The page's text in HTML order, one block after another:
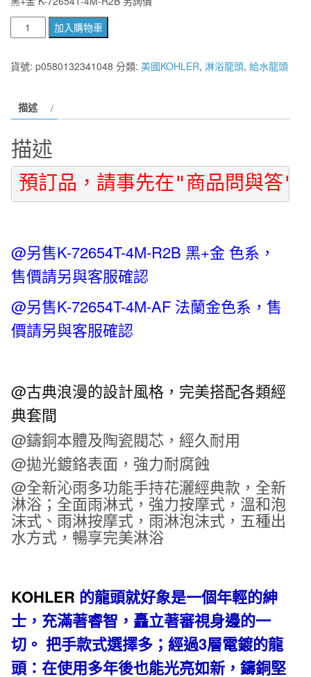
國
KOHLER
FINIAL
典
浴
龍
鉻
72654T-
4P-
CP
數
量
加入購物車
貨號: p0580132341048 分類: 美國KOHLER, 淋浴龍頭, 給水龍頭
描述
描述
預訂品，請事先在"商品問與答"
@另售K-72654T-4M-R2B 黑+金 色系，
售價請另與客服確認
@另售K-72654T-4M-AF 法蘭金色系，售
價請另與客服確認
@古典浪漫的設計風格，完美搭配各類經
典套間
@鑄銅本體及陶瓷閥芯，經久耐用
@拋光鍍鉻表面，強力耐腐蝕
@全新沁雨多功能手持花灑經典款，全新
淋浴；全面雨淋式，強力按摩式，溫和泡
沫式、雨淋按摩式，雨淋泡沫式，五種出
水方式，暢享完美淋浴
KOHLER 的龍頭就好象是一個年輕的紳
士，充滿著睿智，矗立著審視身邊的一
切。 把手款式選擇多；經過3層電鍍的龍
頭：在使用多年後也能光亮如新，鑄銅堅